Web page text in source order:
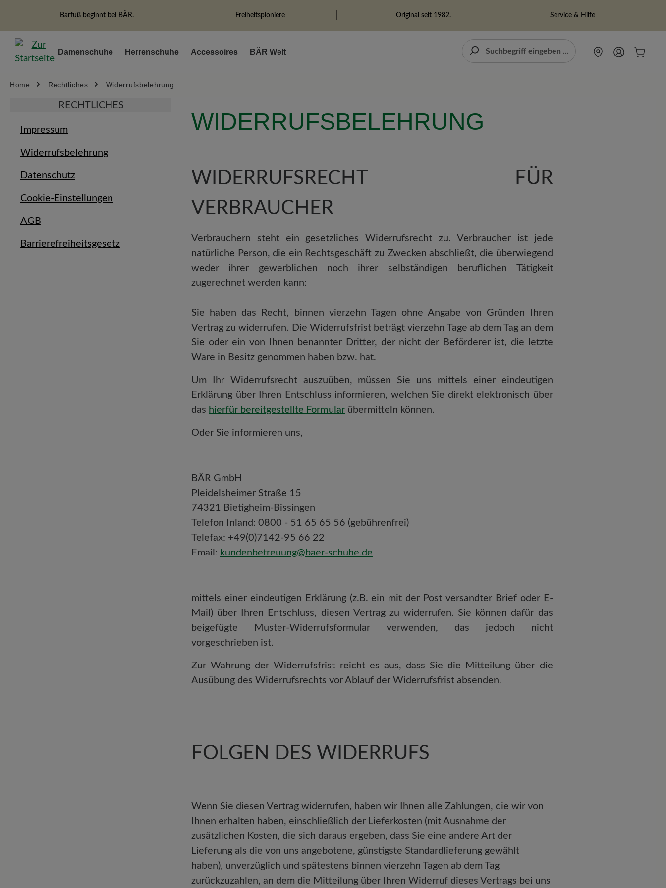
Zur Hauptnavigation springen
Barfuß beginnt bei BÄR. Freiheitspioniere Original seit 1982. Service & Hilfe
Damenschuhe Herrenschuhe Accessoires BÄR Welt
Home Rechtliches Widerrufsbelehrung
RECHTLICHES
Impressum
Widerrufsbelehrung
Datenschutz
Cookie-Einstellungen
AGB
Barrierefreiheitsgesetz
WIDERRUFSBELEHRUNG
WIDERRUFSRECHT FÜR
VERBRAUCHER
Verbrauchern steht ein gesetzliches Widerrufsrecht zu. Verbraucher ist jede
natürliche Person, die ein Rechtsgeschäft zu Zwecken abschließt, die überwiegend
weder ihrer gewerblichen noch ihrer selbständigen beruflichen Tätigkeit
zugerechnet werden kann:
Sie haben das Recht, binnen vierzehn Tagen ohne Angabe von Gründen Ihren
Vertrag zu widerrufen. Die Widerrufsfrist beträgt vierzehn Tage ab dem Tag an dem
Sie oder ein von Ihnen benannter Dritter, der nicht der Beförderer ist, die letzte
Ware in Besitz genommen haben bzw. hat.
Um Ihr Widerrufsrecht auszuüben, müssen Sie uns mittels einer eindeutigen
Erklärung über Ihren Entschluss informieren, welchen Sie direkt elektronisch über
das hierfür bereitgestellte Formular übermitteln können.
Oder Sie informieren uns,
BÄR GmbH
Pleidelsheimer Straße 15
74321 Bietigheim-Bissingen
Telefon Inland: 0800 - 51 65 65 56 (gebührenfrei)
Telefax: +49(0)7142-95 66 22
Email: kundenbetreuung@baer-schuhe.de
mittels einer eindeutigen Erklärung (z.B. ein mit der Post versandter Brief oder E-
Mail) über Ihren Entschluss, diesen Vertrag zu widerrufen. Sie können dafür das
beigefügte Muster-Widerrufsformular verwenden, das jedoch nicht
vorgeschrieben ist.
Zur Wahrung der Widerrufsfrist reicht es aus, dass Sie die Mitteilung über die
Ausübung des Widerrufsrechts vor Ablauf der Widerrufsfrist absenden.
FOLGEN DES WIDERRUFS
Wenn Sie diesen Vertrag widerrufen, haben wir Ihnen alle Zahlungen, die wir von
Ihnen erhalten haben, einschließlich der Lieferkosten (mit Ausnahme der
zusätzlichen Kosten, die sich daraus ergeben, dass Sie eine andere Art der
Lieferung als die von uns angebotene, günstigste Standardlieferung gewählt
haben), unverzüglich und spätestens binnen vierzehn Tagen ab dem Tag
zurückzuzahlen, an dem die Mitteilung über Ihren Widerruf dieses Vertrags bei uns